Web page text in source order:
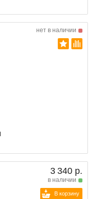
нет в наличии
3 340 р.
в наличии
В корзину